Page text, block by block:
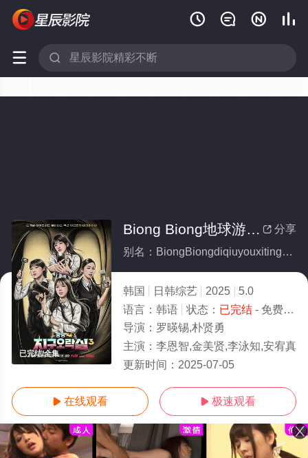
   
 
已完结/全集
 分享
Biong Biong地球游戏厅第三季(全集)
别名：BiongBiongdiqiuyouxitingdisanji
韩国 日韩综艺 2025
5.0
语言： 韩语 状态： 已完结- 免费在线观看
导演： 罗暎锡,朴贤勇
主演： 李恩智,金美贤,李泳知,安宥真
更新时间： 2025-07-05
 在线观看  极速观看